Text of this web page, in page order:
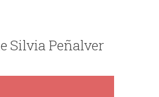
Silvia Peñalver